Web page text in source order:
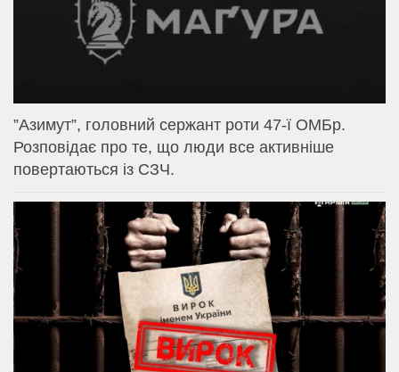
⁨”Азимут”, головний сержант роти 47-ї ОМБр.
Розповідає про те, що люди все активніше
повертаються із СЗЧ.